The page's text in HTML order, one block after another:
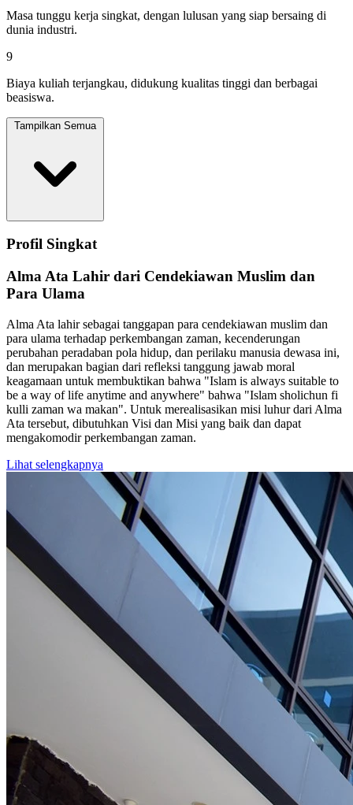
Masa tunggu kerja singkat, dengan lulusan yang siap bersaing di
dunia industri.
9
Biaya kuliah terjangkau, didukung kualitas tinggi dan berbagai
beasiswa.
Profil Singkat
Alma Ata Lahir dari Cendekiawan Muslim dan
Para Ulama
Alma Ata lahir sebagai tanggapan para cendekiawan muslim dan
para ulama terhadap perkembangan zaman, kecenderungan
perubahan peradaban pola hidup, dan perilaku manusia dewasa ini,
dan merupakan bagian dari refleksi tanggung jawab moral
keagamaan untuk membuktikan bahwa "Islam is always suitable to
be a way of life anytime and anywhere" bahwa "Islam sholichun fi
kulli zaman wa makan". Untuk merealisasikan misi luhur dari Alma
Ata tersebut, dibutuhkan Visi dan Misi yang baik dan dapat
mengakomodir perkembangan zaman.
Lihat selengkapnya